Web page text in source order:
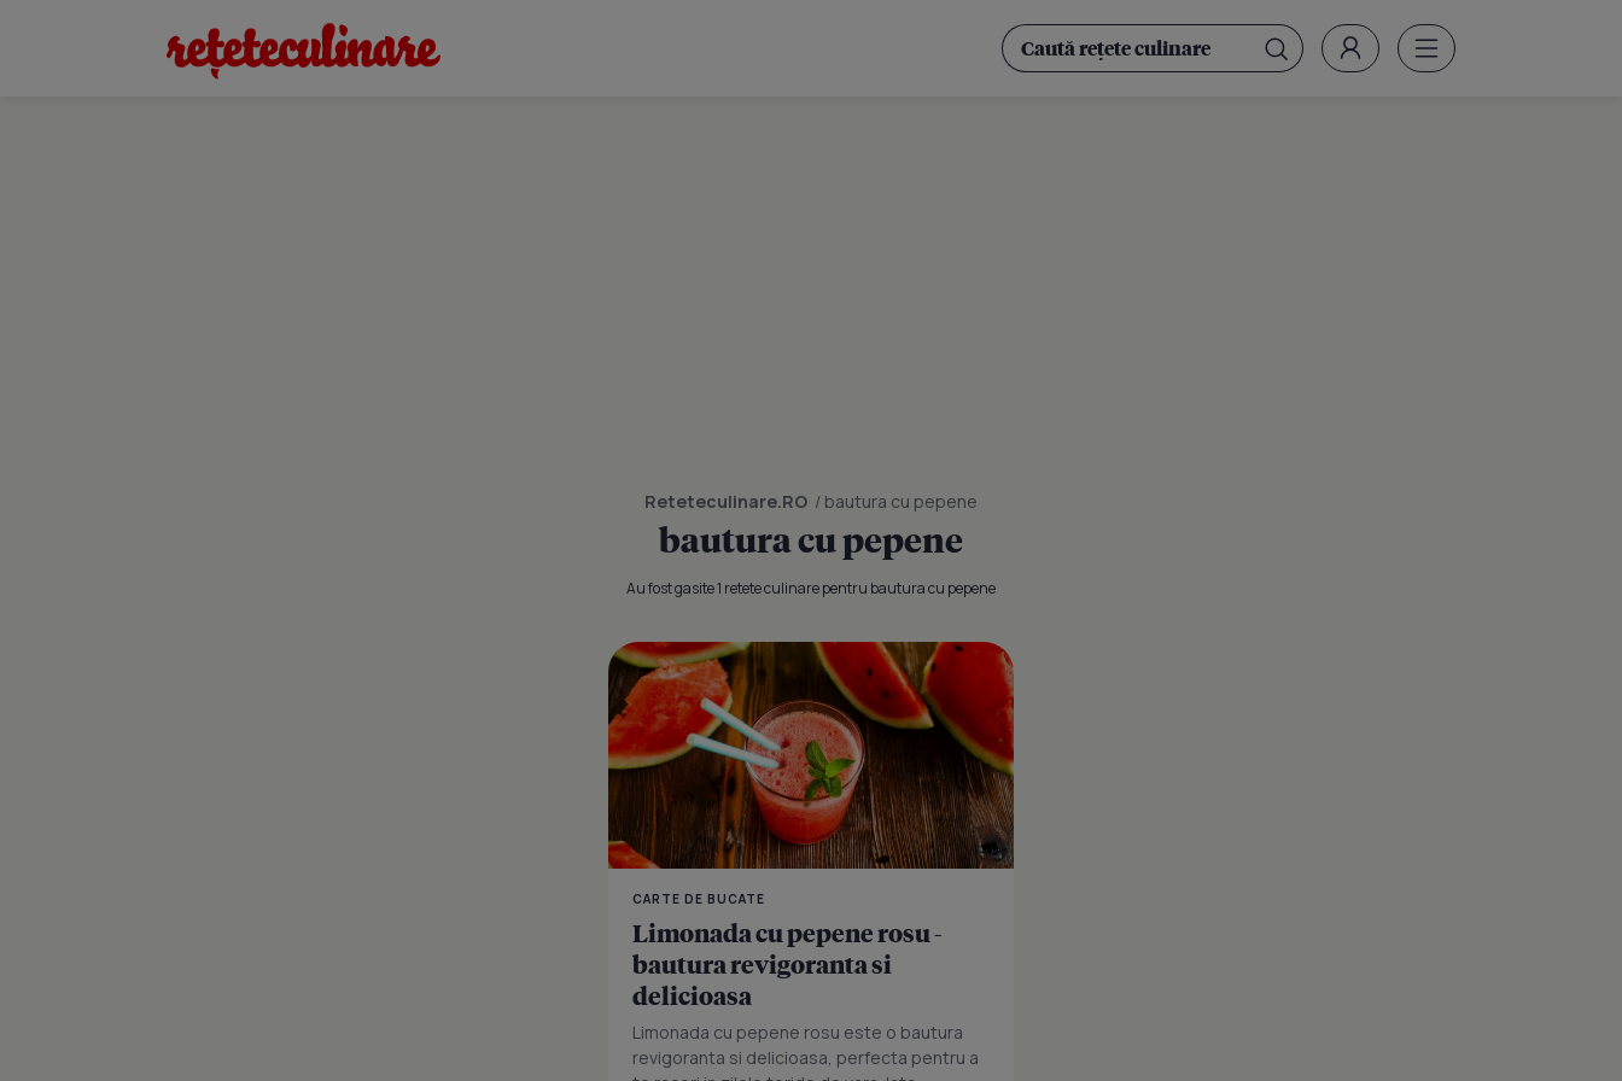
Reteteculinare.RO / bautura cu pepene
bautura cu pepene
Au fost gasite 1 retete culinare pentru bautura cu pepene
CARTE DE BUCATE
Limonada cu pepene rosu -
bautura revigoranta si
delicioasa
Limonada cu pepene rosu este o bautura
revigoranta si delicioasa, perfecta pentru a